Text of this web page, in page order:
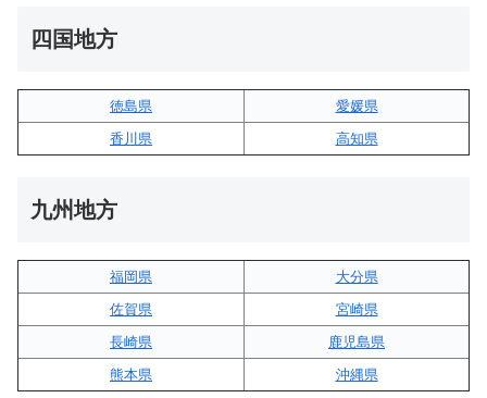
四国地方
徳島県
愛媛県
香川県
高知県
九州地方
福岡県
大分県
佐賀県
宮崎県
長崎県
鹿児島県
熊本県
沖縄県